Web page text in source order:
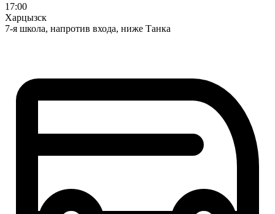
17:00
Харцызск
7-я школа, напротив входа, ниже Танка